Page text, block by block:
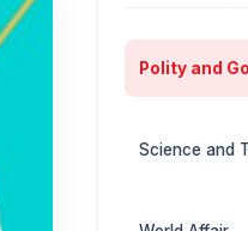
Polity and
Science and